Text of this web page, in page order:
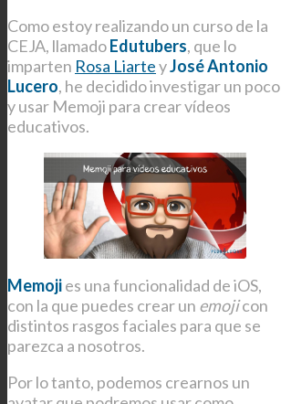
Como estoy realizando un curso de la
CEJA, llamadoEdutubers, que lo
imparten Rosa LiarteyJosé Antonio
Lucero, he decidido investigar un poco
y usar Memoji para crear vídeos
educativos.
Memojies una funcionalidad de iOS,
con la que puedes crear un emojicon
distintos rasgos faciales para que se
parezca a nosotros.
Por lo tanto, podemos crearnos un